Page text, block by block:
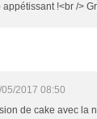
appétissant !<br />
05/2017 08:50
de cake avec la